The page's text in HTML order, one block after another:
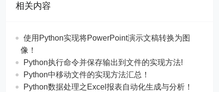
相关内容
使用Python实现将PowerPoint演示文稿转换为图
像！
Python执行命令并保存输出到文件的实现方法!
Python中移动文件的实现方法汇总！
Python数据处理之Excel报表自动化生成与分析！